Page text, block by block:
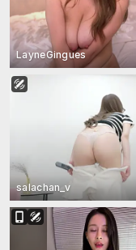
LayneGingues
salachan_v